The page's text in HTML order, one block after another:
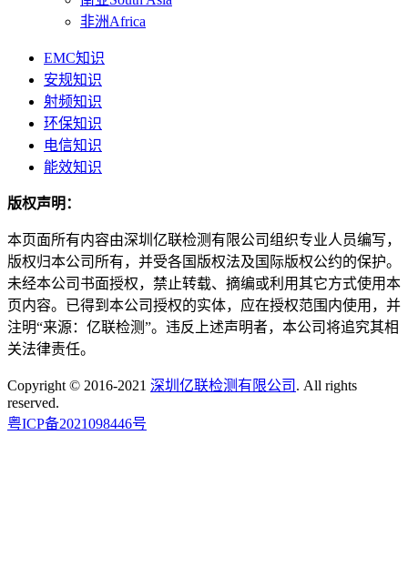
非洲Africa
EMC知识
安规知识
射频知识
环保知识
电信知识
能效知识
版权声明：
本页面所有内容由深圳亿联检测有限公司组织专业人员编写，
版权归本公司所有，并受各国版权法及国际版权公约的保护。
未经本公司书面授权，禁止转载、摘编或利用其它方式使用本
页内容。已得到本公司授权的实体，应在授权范围内使用，并
注明“来源：亿联检测”。违反上述声明者，本公司将追究其相
关法律责任。
Copyright © 2016-2021 深圳亿联检测有限公司 . All rights
reserved.
粤ICP备2021098446号